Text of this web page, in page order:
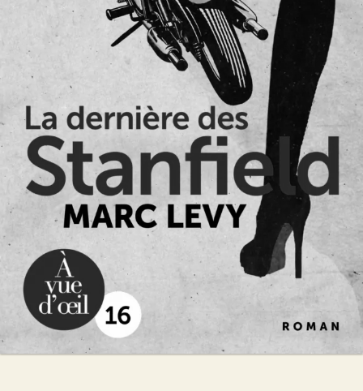
La Dernière des Stanfield
Marc Levy